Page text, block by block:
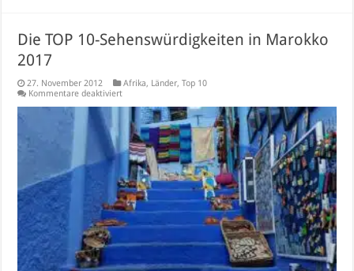
Die TOP 10-Sehenswürdigkeiten in Marokko
2017
27. November 2012 Afrika, Länder,Top 10
Kommentare deaktiviertfür
10-
Sehenswürdigkeiten
Marokko
2017